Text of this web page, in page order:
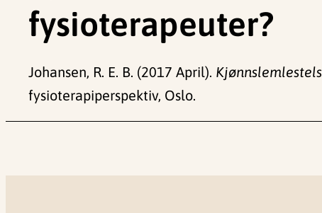
fysioterapeuter?
Johansen, R. E. B. (2017 April).
fysioterapiperspektiv, Oslo.